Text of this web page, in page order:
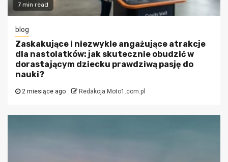
7 min read
blog
Zaskakujące i niezwykle angażujące atrakcje
dla nastolatków: jak skutecznie obudzić w
dorastającym dziecku prawdziwą pasję do
nauki?
2 miesiące ago Redakcja Moto1.com.pl